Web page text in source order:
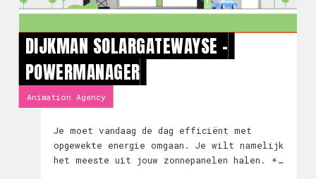
DIJKMAN SOLARGATEWAYSE -
POWERMANAGER
Animation Agency
Je moet vandaag de dag efficiënt met
opgewekte energie omgaan. Je wilt namelijk
het meeste uit jouw zonnepanelen halen. ☀️